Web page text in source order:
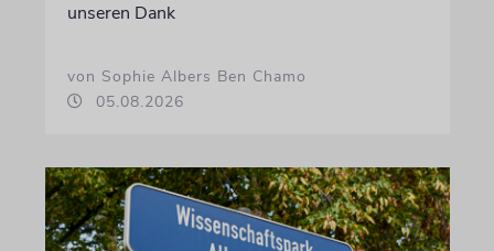
unseren Dank
von Sophie Albers Ben Chamo
05.08.2026